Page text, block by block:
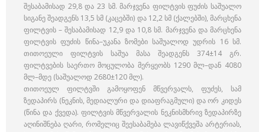
შესაბამისად 29,8 და 23 სმ. მარჯვენა ფილტვის ფუძის საშუალო
სიგანე შეადგენს 13,5 სმ (კაცებში) და 12,2 სმ (ქალებში), მარცხენა
ფილტვის – შესაბამისად 12,9 და 10,8 სმ. მარჯვენა და მარცხენა
ფილტვის ფუძის წინა–უკანა ზომები საშუალოდ უდრის 16 სმ.
თითოეული ფილტვის საშუა მასა შეადგენს 374±14 გრ.
ფილტვების საერთო მოცულობა მერყეობს 1290 მლ–დან 4080
მლ–მდე (საშუალოდ 2680±120 მლ).
თითოეულ ფილტვში გამოყოფენ მწვერვალს, ფუძეს, სამ
ზედაპირს (ნეკნის, მედიალური და დიაფრაგმული) და ორ კიდეს
(წინა და ქვედა). ფილტვის მწვერვალის ნეკნისმხრივ ზედაპირზე
აღინიშნება ღარი, რომელიც შეესაბამება ლავიწქვეშა არტერიას,